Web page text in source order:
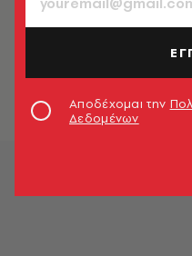
Στη
Αποδέχομαι την
Δεδομένων